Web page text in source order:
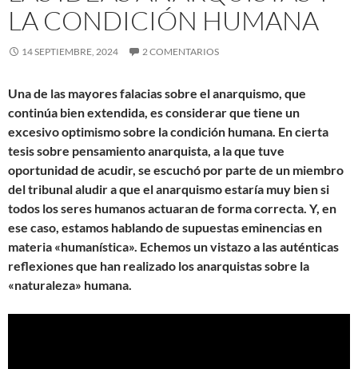
LA CONDICIÓN HUMANA
14 SEPTIEMBRE, 2024 2 COMENTARIOS
Una de las mayores falacias sobre el anarquismo, que
continúa bien extendida, es considerar que tiene un
excesivo optimismo sobre la condición humana. En cierta
tesis sobre pensamiento anarquista, a la que tuve
oportunidad de acudir, se escuchó por parte de un miembro
del tribunal aludir a que el anarquismo estaría muy bien si
todos los seres humanos actuaran de forma correcta. Y, en
ese caso, estamos hablando de supuestas eminencias en
materia «humanística». Echemos un vistazo a las auténticas
reflexiones que han realizado los anarquistas sobre la
«naturaleza» humana.